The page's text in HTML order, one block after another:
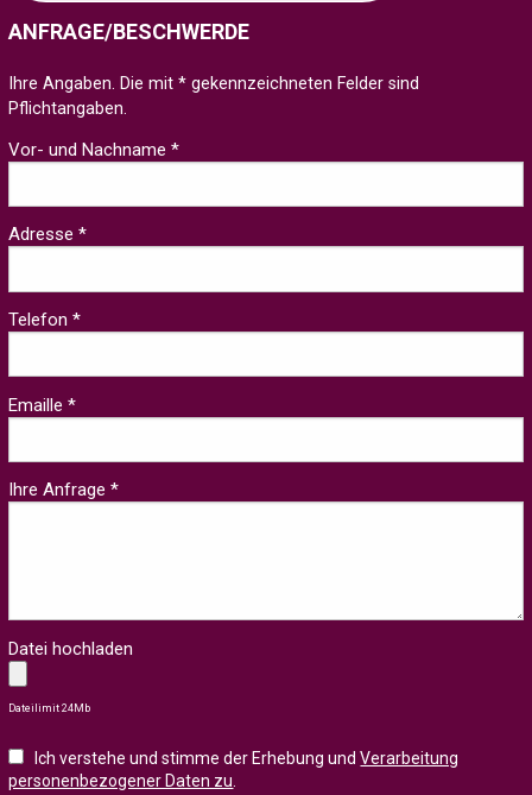
ANFRAGE/BESCHWERDE
Ihre Angaben. Die mit * gekennzeichneten Felder sind
Pflichtangaben.
Vor- und Nachname *
Adresse *
Telefon *
Emaille *
Ihre Anfrage *
Datei hochladen
Dateilimit 24Mb
Ich verstehe und stimme der Erhebung undVerarbeitung
personenbezogener Daten zu